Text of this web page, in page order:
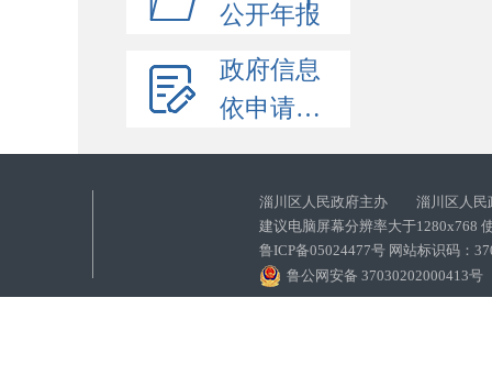
公开年报
政府信息
依申请公开
淄川区人民政府主办 淄川区人民
建议电脑屏幕分辨率大于1280x768
鲁ICP备05024477号 网站标识码：
鲁公网安备 37030202000413号